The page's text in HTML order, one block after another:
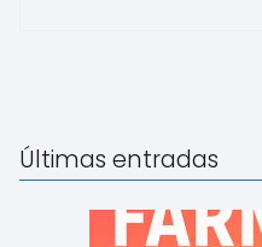
Últimas entradas